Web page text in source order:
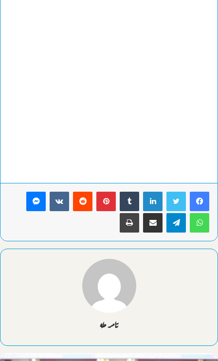
لينكدإن بينتيريست ماسنجر
واتساب تيلقرام مشاركة عبر البريد طباعة
تامر طه